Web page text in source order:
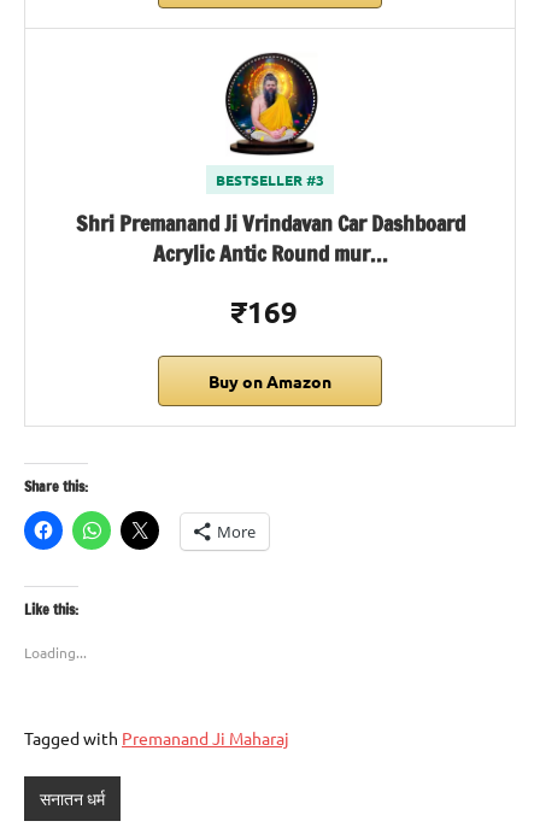
BESTSELLER #3
Shri Premanand Ji Vrindavan Car Dashboard
Acrylic Antic Round mur…
₹169
Buy on Amazon
Share this:
More
Like this:
Loading...
Tagged with Premanand Ji Maharaj
सनातन धर्म